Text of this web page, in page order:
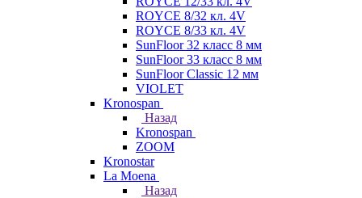
ROYCE 8/32 кл. 4V
ROYCE 8/33 кл. 4V
SunFloor 32 класс 8 мм
SunFloor 33 класс 8 мм
SunFloor Classic 12 мм
VIOLET
Kronospan
Назад
Kronospan
ZOOM
Kronostar
La Moena
Назад